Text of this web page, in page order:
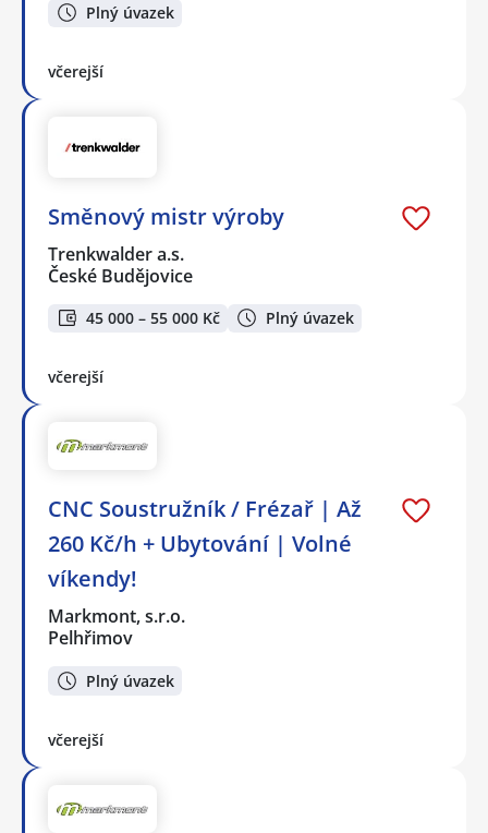
Plný úvazek
včerejší
Směnový mistr výroby
Trenkwalder a.s.
České Budějovice
45 000 – 55 000 Kč Plný úvazek
včerejší
CNC Soustružník / Frézař | Až
260 Kč/h + Ubytování | Volné
víkendy!
Markmont, s.r.o.
Pelhřimov
Plný úvazek
včerejší